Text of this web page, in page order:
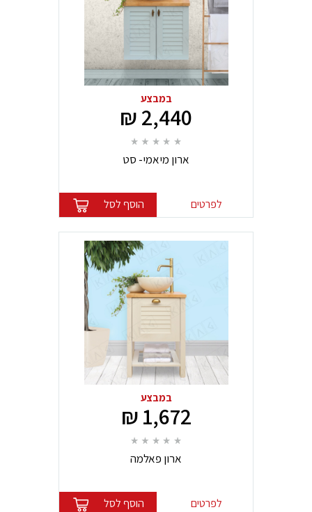
במבצע
2,440 ₪
ארון מיאמי- סט
לפרטים הוסף לסל
במבצע
1,672 ₪
ארון פאלמה
לפרטים הוסף לסל